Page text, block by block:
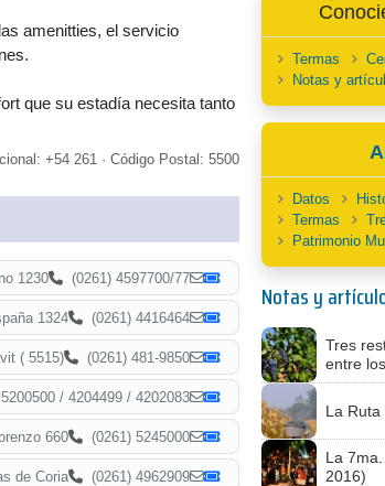
amenitties, el servicio
que su estadía necesita tanto
+54 261 · Código Postal: 5500
1230 (0261) 4597700/77
1324 (0261) 4416464
( 5515) (0261) 481-9850
/ 4204499 / 4202083
660 (0261) 5245000
de Coria (0261) 4962909
Termas
Notas y
Datos
Termas
Patrimonio
Notas y
Tres
entre
La Ruta
La
2016)